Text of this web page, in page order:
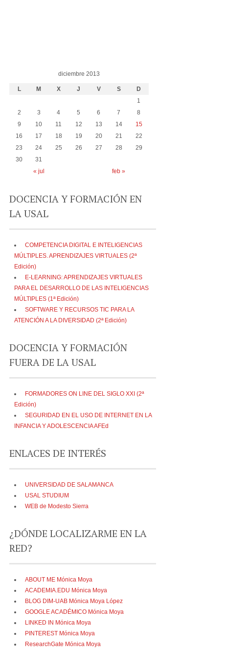
diciembre 2013
L M X J V S D
« jul feb »
1
2
3 4 5 6 7
8
9
10 11 12 13 14
15
16
17 18 19 20 21
22
23
24 25 26 27 28
29
30
31
DOCENCIA Y FORMACIÓN EN
LA USAL
COMPETENCIA DIGITAL E INTELIGENCIAS
MÚLTIPLES. APRENDIZAJES VIRTUALES (2ª
Edición)
E-LEARNING: APRENDIZAJES VIRTUALES
PARA EL DESARROLLO DE LAS INTELIGENCIAS
MÚLTIPLES (1ª Edición)
SOFTWARE Y RECURSOS TIC PARA LA
ATENCIÓN A LA DIVERSIDAD (2ª Edición)
DOCENCIA Y FORMACIÓN
FUERA DE LA USAL
FORMADORES ON LINE DEL SIGLO XXI (2ª
Edición)
SEGURIDAD EN EL USO DE INTERNET EN LA
INFANCIA Y ADOLESCENCIA AFEd
ENLACES DE INTERÉS
UNIVERSIDAD DE SALAMANCA
USAL STUDIUM
WEB de Modesto Sierra
¿DÓNDE LOCALIZARME EN LA
RED?
ABOUT ME Mónica Moya
ACADEMIA.EDU Mónica Moya
BLOG DIM-UAB Mónica Moya López
GOOGLE ACADÉMICO Mónica Moya
LINKED IN Mónica Moya
PINTEREST Mónica Moya
ResearchGate Mónica Moya